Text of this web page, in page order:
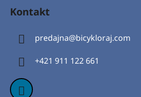
Kontakt
predajna@bicykloraj.com
+421 911 122 661